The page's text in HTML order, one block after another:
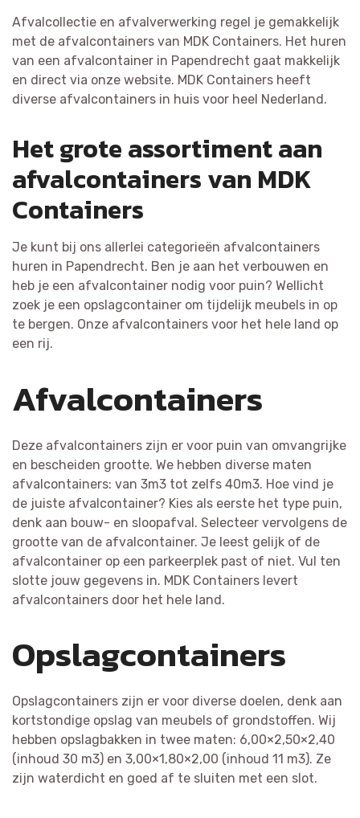
Afvalcollectie en afvalverwerking regel je gemakkelijk
met de afvalcontainers van MDK Containers. Het huren
van een afvalcontainer in Papendrecht gaat makkelijk
en direct via onze website. MDK Containers heeft
diverse afvalcontainers in huis voor heel Nederland.
Het grote assortiment aan
afvalcontainers van MDK
Containers
Je kunt bij ons allerlei categorieën afvalcontainers
huren in Papendrecht. Ben je aan het verbouwen en
heb je een afvalcontainer nodig voor puin? Wellicht
zoek je een opslagcontainer om tijdelijk meubels in op
te bergen. Onze afvalcontainers voor het hele land op
een rij.
Afvalcontainers
Deze afvalcontainers zijn er voor puin van omvangrijke
en bescheiden grootte. We hebben diverse maten
afvalcontainers: van 3m3 tot zelfs 40m3. Hoe vind je
de juiste afvalcontainer? Kies als eerste het type puin,
denk aan bouw- en sloopafval. Selecteer vervolgens de
grootte van de afvalcontainer. Je leest gelijk of de
afvalcontainer op een parkeerplek past of niet. Vul ten
slotte jouw gegevens in. MDK Containers levert
afvalcontainers door het hele land.
Opslagcontainers
Opslagcontainers zijn er voor diverse doelen, denk aan
kortstondige opslag van meubels of grondstoffen. Wij
hebben opslagbakken in twee maten: 6,00×2,50×2,40
(inhoud 30 m3) en 3,00×1,80×2,00 (inhoud 11 m3). Ze
zijn waterdicht en goed af te sluiten met een slot.